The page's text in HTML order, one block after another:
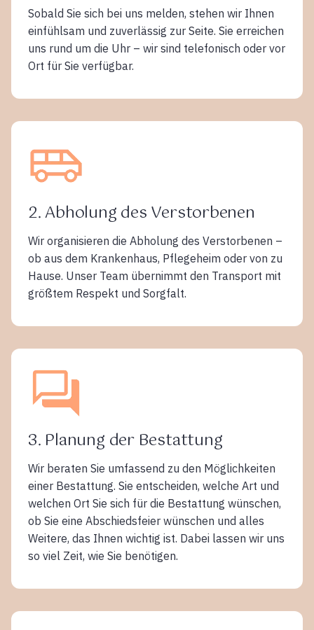
Sobald Sie sich bei uns melden, stehen wir Ihnen
einfühlsam und zuverlässig zur Seite. Sie erreichen
uns rund um die Uhr – wir sind telefonisch oder vor
Ort für Sie verfügbar.
2. Abholung des Verstorbenen
Wir organisieren die Abholung des Verstorbenen –
ob aus dem Krankenhaus, Pflegeheim oder von zu
Hause. Unser Team übernimmt den Transport mit
größtem Respekt und Sorgfalt.
3. Planung der Bestattung
Wir beraten Sie umfassend zu den Möglichkeiten
einer Bestattung. Sie entscheiden, welche Art und
welchen Ort Sie sich für die Bestattung wünschen,
ob Sie eine Abschiedsfeier wünschen und alles
Weitere, das Ihnen wichtig ist. Dabei lassen wir uns
so viel Zeit, wie Sie benötigen.